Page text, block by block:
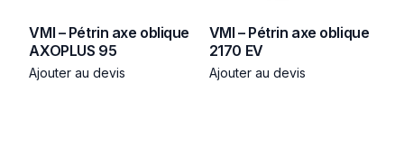
VMI – Pétrin axe oblique
AXOPLUS 95
Ajouter au devis
VMI – Pétrin axe oblique
2170 EV
Ajouter au devis